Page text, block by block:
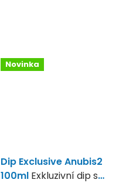
Novinka
Dip Exclusive Anubis2
100ml Exkluzivní dip s